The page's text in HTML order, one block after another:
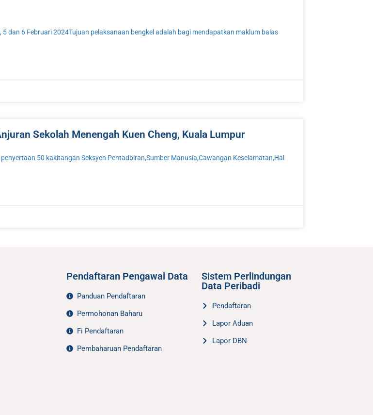
dan 6 Februari 2024Tujuan pelaksanaan bengkel adalah bagi mendapatkan maklum balas
Sekolah Menengah Kuen Cheng, Kuala Lumpur
50 kakitangan Seksyen Pentadbiran,Sumber Manusia,Cawangan Keselamatan,Hal
Pendaftaran Pengawal Data
Panduan Pendaftaran
Permohonan Baharu
Fi Pendaftaran
Pembaharuan Pendaftaran
Sistem Perlindungan
Data Peribadi
Pendaftaran
Lapor Aduan
Lapor DBN